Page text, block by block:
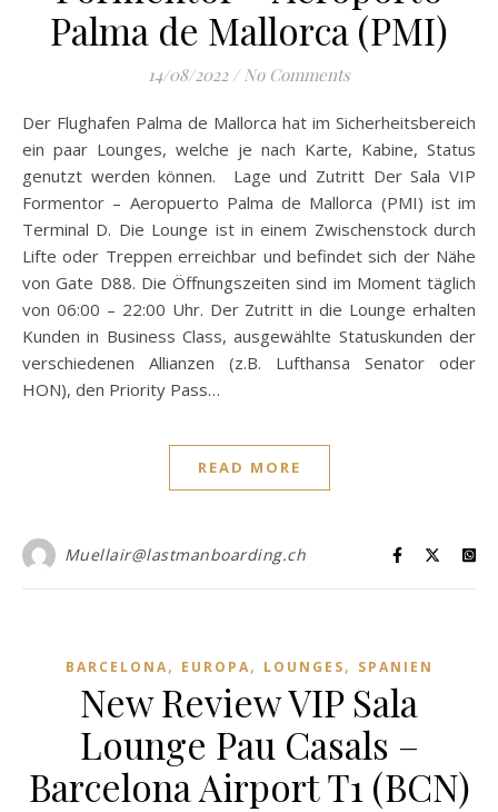
Palma de Mallorca (PMI)
14/08/2022 / No Comments
Der Flughafen Palma de Mallorca hat im Sicherheitsbereich
ein paar Lounges, welche je nach Karte, Kabine, Status
genutzt werden können. Lage und Zutritt Der Sala VIP
Formentor – Aeropuerto Palma de Mallorca (PMI) ist im
Terminal D. Die Lounge ist in einem Zwischenstock durch
Lifte oder Treppen erreichbar und befindet sich der Nähe
von Gate D88. Die Öffnungszeiten sind im Moment täglich
von 06:00 – 22:00 Uhr. Der Zutritt in die Lounge erhalten
Kunden in Business Class, ausgewählte Statuskunden der
verschiedenen Allianzen (z.B. Lufthansa Senator oder
HON), den Priority Pass…
READ MORE
Muellair@lastmanboarding.ch
BARCELONA, EUROPA, LOUNGES, SPANIEN
New Review VIP Sala
Lounge Pau Casals –
Barcelona Airport T1 (BCN)